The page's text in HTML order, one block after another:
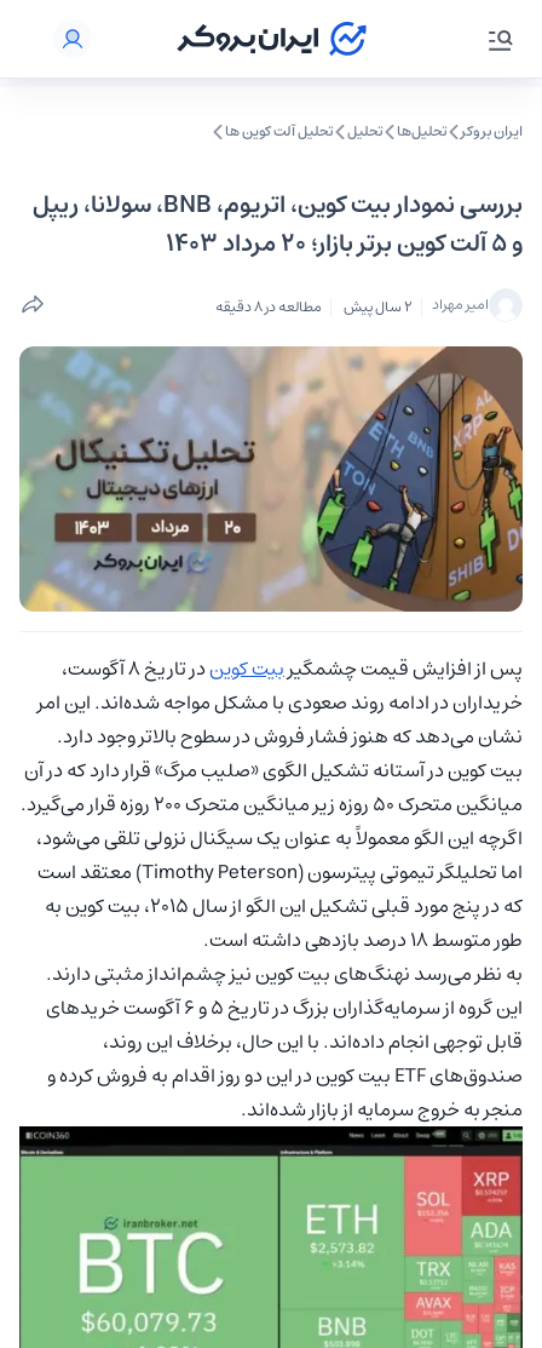
ایران بروکر تحلیل‌ها تحلیل‌ تحلیل آلت کوین ها
بررسی نمودار بیت کوین، اتریوم، BNB، سولانا، ریپل
و ۵ آلت کوین برتر بازار؛ ۲۰ مرداد ۱۴۰۳
امیر مهراد 2 سال پیش مطالعه در 8 دقیقه
پس از افزایش قیمت چشمگیربیت کوین
در تاریخ ۸ آگوست،
خریداران در ادامه روند صعودی با مشکل مواجه شده‌اند. این امر
نشان می‌دهد که هنوز فشار فروش در سطوح بالاتر وجود دارد.
بیت کوین در آستانه تشکیل الگوی «صلیب مرگ» قرار دارد که در آن
میانگین متحرک ۵۰ روزه زیر میانگین متحرک ۲۰۰ روزه قرار می‌گیرد.
اگرچه این الگو معمولاً به عنوان یک سیگنال نزولی تلقی می‌شود،
اما تحلیلگر تیموتی پیترسون (Timothy Peterson) معتقد است
که در پنج مورد قبلی تشکیل این الگو از سال ۲۰۱۵، بیت کوین به
طور متوسط ۱۸ درصد بازدهی داشته است.
به نظر می‌رسد نهنگ‌های بیت کوین نیز چشم‌انداز مثبتی دارند.
این گروه از سرمایه‌گذاران بزرگ در تاریخ ۵ و ۶ آگوست خریدهای
قابل توجهی انجام داده‌اند. با این حال، برخلاف این روند،
صندوق‌های ETF بیت کوین در این دو روز اقدام به فروش کرده و
منجر به خروج سرمایه از بازار شده‌اند.